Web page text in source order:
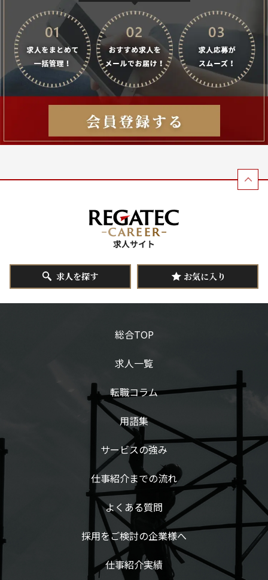
求人を探す お気に入り
総合TOP
求人一覧
転職コラム
用語集
サービスの強み
仕事紹介までの流れ
よくある質問
採用をご検討の企業様へ
仕事紹介実績